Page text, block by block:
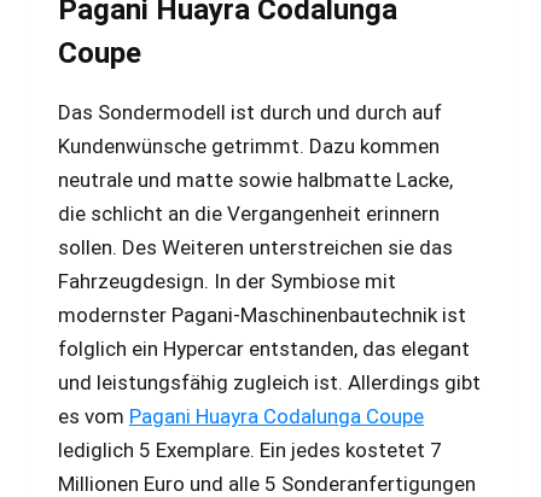
Pagani Huayra Codalunga
Coupe
Das Sondermodell ist durch und durch auf
Kundenwünsche getrimmt. Dazu kommen
neutrale und matte sowie halbmatte Lacke,
die schlicht an die Vergangenheit erinnern
sollen. Des Weiteren unterstreichen sie das
Fahrzeugdesign. In der Symbiose mit
modernster Pagani-Maschinenbautechnik ist
folglich ein Hypercar entstanden, das elegant
und leistungsfähig zugleich ist. Allerdings gibt
es vom Pagani Huayra Codalunga Coupe
lediglich 5 Exemplare. Ein jedes kostetet 7
Millionen Euro und alle 5 Sonderanfertigungen